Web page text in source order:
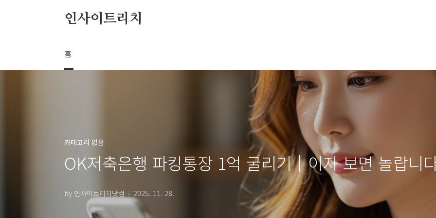
인사이트리치
홈
카테고리 없음
OK저축은행 파킹통장 1억 굴리기│이자 보면 놀랍니
by 인사이트리치닷컴 2025. 11. 28.